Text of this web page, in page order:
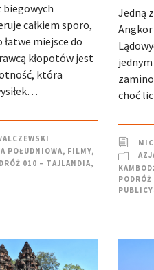
biegowych
całkiem sporo,
miejsce do
kłopotów jest
która
POŁUDNIOWA, FILMY,
010 – TAJLANDIA,
Jedną
choć